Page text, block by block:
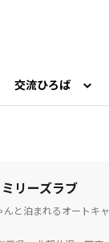
交流ひろば
ゆるっと
リーズラブ
んと泊まれるオートキ